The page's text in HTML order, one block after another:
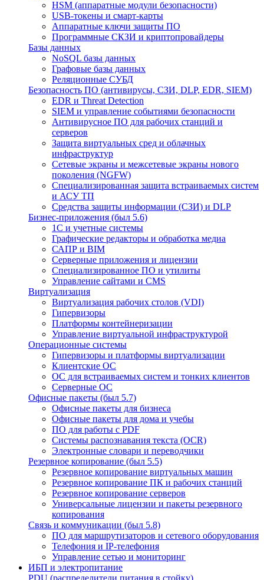
HSM (аппаратные модули безопасности)
USB-токены и смарт-карты
Аппаратные ключи защиты ПО
Программные СКЗИ и криптопровайдеры
Базы данных
NoSQL базы данных
Графовые базы данных
Реляционные СУБД
Безопасность ПО (антивирусы, СЗИ, DLP, EDR, SIEM)
EDR и Threat Detection
SIEM и управление событиями безопасности
Антивирусное ПО для рабочих станций и
серверов
Защита виртуальных сред и облачных
инфраструктур
Сетевые экраны и межсетевые экраны нового
поколения (NGFW)
Специализированная защита встраиваемых систем
и АСУ ТП
Средства защиты информации (СЗИ) и DLP
Бизнес-приложения (был 5.6)
1С и учетные системы
Графические редакторы и обработка медиа
САПР и BIM
Серверные приложения и лицензии
Специализированное ПО и утилиты
Управление сайтами и CMS
Виртуализация
Виртуализация рабочих столов (VDI)
Гипервизоры
Платформы контейнеризации
Управление виртуальной инфраструктурой
Операционные системы
Гипервизоры и платформы виртуализации
Клиентские ОС
ОС для встраиваемых систем и тонких клиентов
Серверные ОС
Офисные пакеты (был 5.7)
Офисные пакеты для бизнеса
Офисные пакеты для дома и учебы
ПО для работы с PDF
Системы распознавания текста (OCR)
Электронные словари и переводчики
Резервное копирование (был 5.5)
Резервное копирование виртуальных машин
Резервное копирование ПК и рабочих станций
Резервное копирование серверов
Универсальные лицензии и пакеты резервного
копирования
Связь и коммуникации (был 5.8)
ПО для маршрутизаторов и сетевого оборудования
Телефония и IP-телефония
Управление сетью и мониторинг
ИБП и электропитание
PDU (распределители питания в стойку)